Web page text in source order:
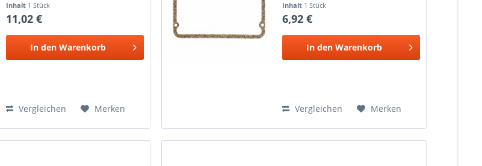
Inhalt 1 Stück
11,02 €
In den Warenkorb
Vergleichen Merken
Inhalt 1 Stück
6,92 €
In den Warenkorb
Vergleichen Merken